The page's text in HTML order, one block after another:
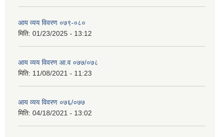
आय व्यय विवरण ०७९-०८०
मिति: 01/23/2025 - 13:12
आय व्यय विवरण आ.व ०७७/०७८
मिति: 11/08/2021 - 11:23
आय व्यय विवरण ०७६/०७७
मिति: 04/18/2021 - 13:02